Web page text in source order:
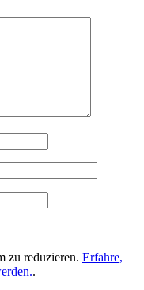
zu reduzieren. Erfahre,
.